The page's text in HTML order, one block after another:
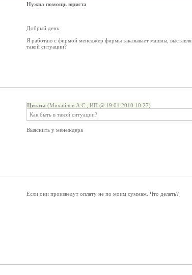
Нужна помощь юриста
Добрый день.
Я работаю с фирмой менеджер фирмы заказывает машиы,
такой ситуации?
Цитата (Михайлов А.С., ИП @ 19.01.2010 10:27)
Как быть в такой ситуации?
Выяснить у менеждера
Если они произведут оплату не по моим суммам. Что делать?